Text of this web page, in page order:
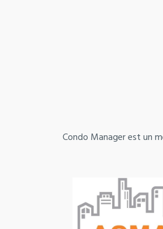
Condo Manager est un